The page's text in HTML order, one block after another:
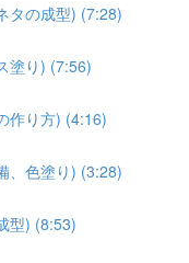
タの成型) (7:28)
塗り) (7:56)
作り方) (4:16)
、色塗り) (3:28)
型) (8:53)